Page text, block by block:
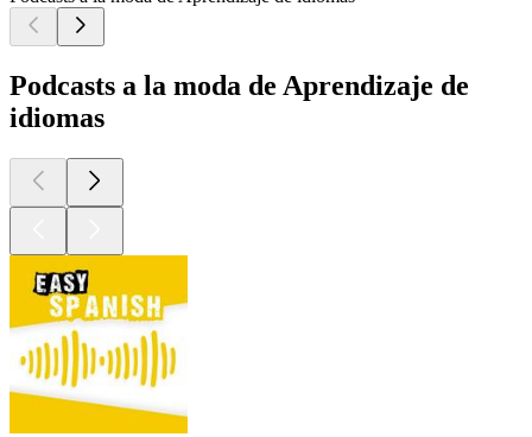
Podcasts a la moda de Aprendizaje de
idiomas